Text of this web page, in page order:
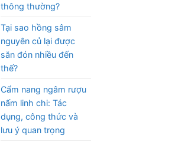
thông thường?
Tại sao hồng sâm
nguyên củ lại được
săn đón nhiều đến
thế?
Cẩm nang ngâm rượu
nấm linh chi: Tác
dụng, công thức và
lưu ý quan trọng